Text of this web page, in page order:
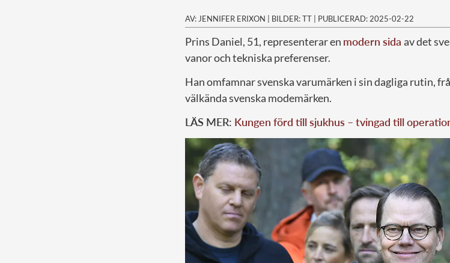
AV: JENNIFER ERIXON | BILDER: TT | PUBLICERAD: 2025-02-22
Prins Daniel, 51, representerar en modern sida av det
vanor och tekniska preferenser.
Han omfamnar svenska varumärken i sin dagliga rutin,
välkända svenska modemärken.
LÄS MER: Kungen förd till sjukhus – tvingad till